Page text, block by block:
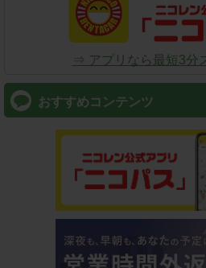
⇒ アプリなら最短3分
おすすめコンテンツ